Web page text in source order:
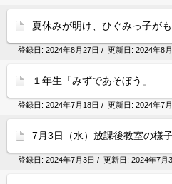
夏休みが明け、ひぐみっ子が
登録日: 2024年8月27日 / 更新日: 2024年8
１年生「みずであそぼう」
登録日: 2024年7月18日 / 更新日: 2024年7
7月3日（水）放課後教室の様
登録日: 2024年7月3日 / 更新日: 2024年7月